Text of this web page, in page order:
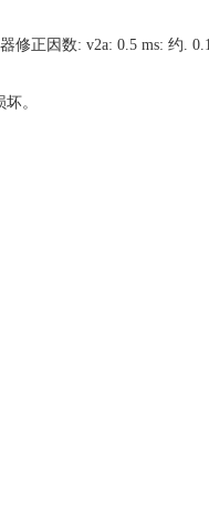
修正因数: v2a: 0.5 ms: 约.
坏。